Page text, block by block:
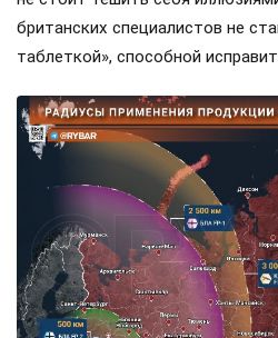
британских специалистов не
таблеткой», способной